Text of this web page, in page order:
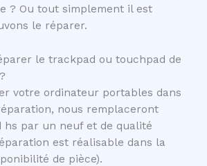
? Ou tout simplement il est
le réparer.
le trackpad ou touchpad de
votre ordinateur portables dans
nous remplaceront
hs par un neuf et de qualité
est réalisable dans la
de pièce).